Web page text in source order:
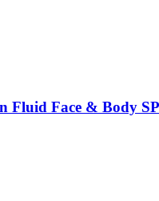
Fluid Face & Body